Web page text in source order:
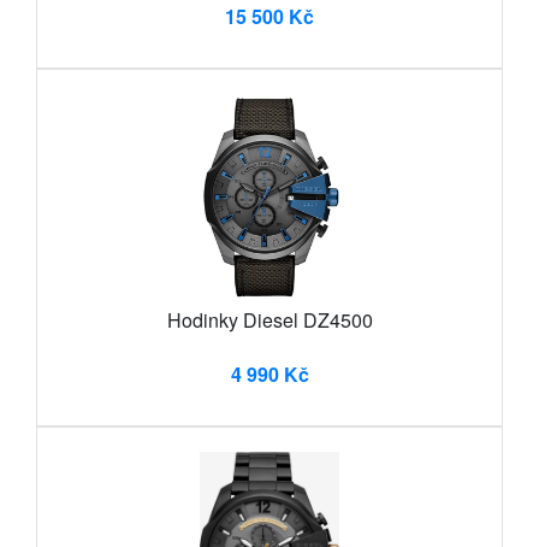
15 500 Kč
Hodinky Diesel DZ4500
4 990 Kč